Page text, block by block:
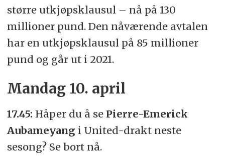
større utkjøpsklausul – nå på 130
millioner pund. Den nåværende avtalen
har en utkjøpsklausul på 85 millioner
pund og går ut i 2021.
Mandag 10. april
17.45: Håper du å se Pierre-Emerick
Aubameyang i United-drakt neste
sesong? Se bort nå.